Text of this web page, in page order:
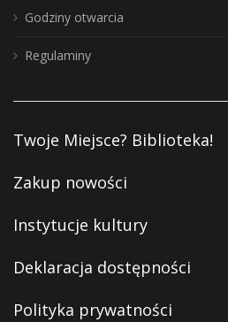
Godziny otwarcia
Regulaminy
Twoje Miejsce? Biblioteka!
Zakup nowości
Instytucje kultury
Deklaracja dostępności
Polityka prywatności